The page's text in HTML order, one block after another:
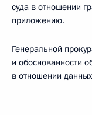
суда в отношении
приложению.
Генеральной
и обоснованности
в отношении